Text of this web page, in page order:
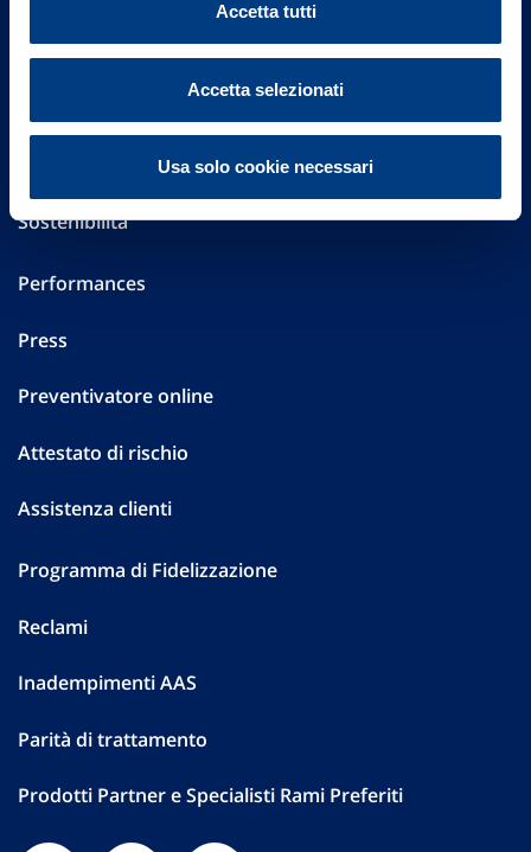
Accetta tutti
Accetta selezionati
Usa solo cookie necessari
Governance
Altre informazioni
Sostenibilità
Performances
Press
Preventivatore online
Attestato di rischio
Assistenza clienti
Programma di Fidelizzazione
Reclami
Inadempimenti AAS
Parità di trattamento
Prodotti Partner e Specialisti Rami Preferiti